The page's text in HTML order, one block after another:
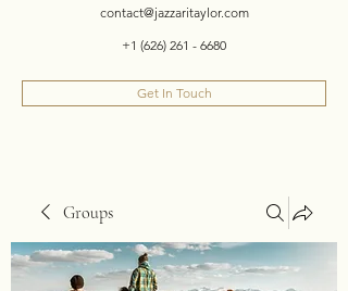
contact@jazzaritaylor.com
+1 (626) 261 - 6680
Get In Touch
Groups